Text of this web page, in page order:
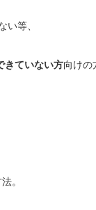
い等、
きていない方向けの
。